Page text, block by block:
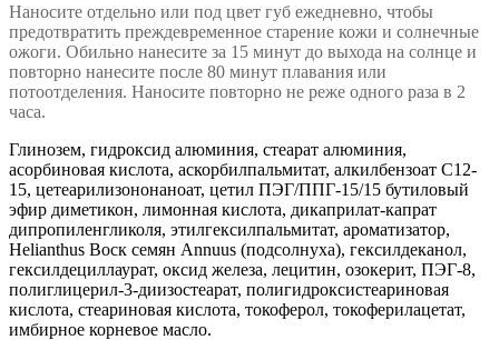
Наносите отдельно или под цвет губ ежедневно, чтобы
предотвратить преждевременное старение кожи и солнечные
ожоги. Обильно нанесите за 15 минут до выхода на солнце и
повторно нанесите после 80 минут плавания или
потоотделения. Наносите повторно не реже одного раза в 2
часа.
Глинозем, гидроксид алюминия, стеарат алюминия,
асорбиновая кислота, аскорбилпальмитат, алкилбензоат C12-
15, цетеарилизононаноат, цетил ПЭГ/ППГ-15/15 бутиловый
эфир диметикон, лимонная кислота, дикаприлат-капрат
дипропиленгликоля, этилгексилпальмитат, ароматизатор,
Helianthus Воск семян Annuus (подсолнуха), гексилдеканол,
гексилдециллаурат, оксид железа, лецитин, озокерит, ПЭГ-8,
полиглицерил-3-диизостеарат, полигидроксистеариновая
кислота, стеариновая кислота, токоферол, токоферилацетат,
имбирное корневое масло.